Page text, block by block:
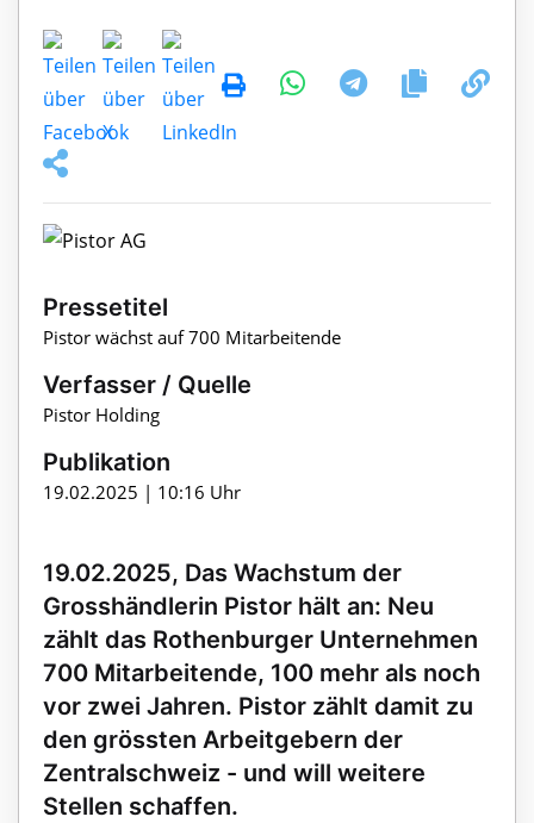
Pressetitel
Pistor wächst auf 700 Mitarbeitende
Verfasser / Quelle
Pistor Holding
Publikation
19.02.2025 | 10:16 Uhr
19.02.2025, Das Wachstum der
Grosshändlerin Pistor hält an: Neu
zählt das Rothenburger Unternehmen
700 Mitarbeitende, 100 mehr als noch
vor zwei Jahren. Pistor zählt damit zu
den grössten Arbeitgebern der
Zentralschweiz - und will weitere
Stellen schaffen.